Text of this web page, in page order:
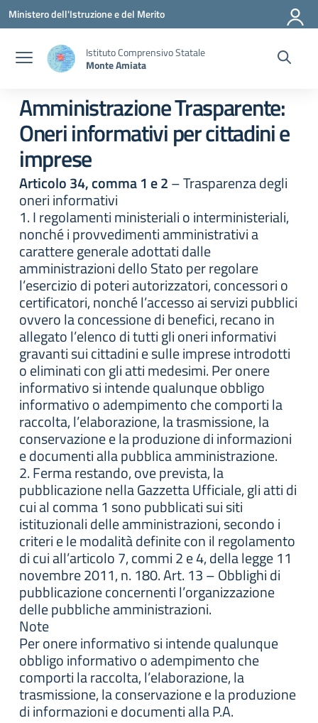
Vai ai contenuti
Vai al menu di navigazione
Vai al footer
Ministero dell'Istruzione e del Merito
Istituto Comprensivo Statale
Monte Amiata
Amministrazione Trasparente:
Oneri informativi per cittadini e
imprese
Articolo 34, comma 1 e 2– Trasparenza degli
oneri informativi
1. I regolamenti ministeriali o interministeriali,
nonché i provvedimenti amministrativi a
carattere generale adottati dalle
amministrazioni dello Stato per regolare
l’esercizio di poteri autorizzatori, concessori o
certificatori, nonché l’accesso ai servizi pubblici
ovvero la concessione di benefici, recano in
allegato l’elenco di tutti gli oneri informativi
gravanti sui cittadini e sulle imprese introdotti
o eliminati con gli atti medesimi. Per onere
informativo si intende qualunque obbligo
informativo o adempimento che comporti la
raccolta, l’elaborazione, la trasmissione, la
conservazione e la produzione di informazioni
e documenti alla pubblica amministrazione.
2. Ferma restando, ove prevista, la
pubblicazione nella Gazzetta Ufficiale, gli atti di
cui al comma 1 sono pubblicati sui siti
istituzionali delle amministrazioni, secondo i
criteri e le modalità definite con il regolamento
di cui all’articolo 7, commi 2 e 4, della legge 11
novembre 2011, n. 180. Art. 13 – Obblighi di
pubblicazione concernenti l’organizzazione
delle pubbliche amministrazioni.
Note
Per onere informativo si intende qualunque
obbligo informativo o adempimento che
comporti la raccolta, l’elaborazione, la
trasmissione, la conservazione e la produzione
di informazioni e documenti alla P.A.